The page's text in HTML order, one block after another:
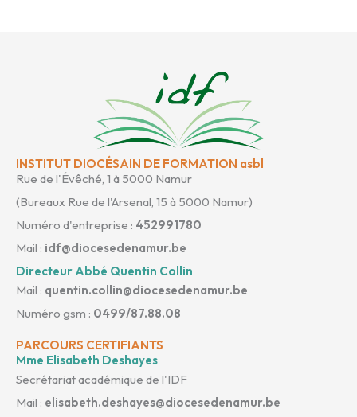
INSTITUT DIOCÉSAIN DE FORMATION asbl
Rue de l'Évêché, 1 à 5000 Namur
(Bureaux Rue de l'Arsenal, 15 à 5000 Namur)
Numéro d'entreprise : 452991780
Mail : idf@diocesedenamur.be
Directeur Abbé Quentin Collin
Mail : quentin.collin@diocesedenamur.be
Numéro gsm : 0499/87.88.08
PARCOURS CERTIFIANTS
Mme Elisabeth Deshayes
Secrétariat académique de l'IDF
Mail : elisabeth.deshayes@diocesedenamur.be